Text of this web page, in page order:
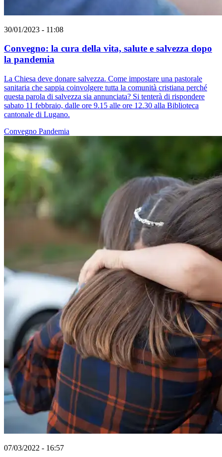
30/01/2023 - 11:08
Convegno: la cura della vita, salute e salvezza dopo
la pandemia
La Chiesa deve donare salvezza. Come impostare una pastorale
sanitaria che sappia coinvolgere tutta la comunità cristiana perché
questa parola di salvezza sia annunciata? Si tenterà di rispondere
sabato 11 febbraio, dalle ore 9.15 alle ore 12.30 alla Biblioteca
cantonale di Lugano.
Convegno Pandemia
07/03/2022 - 16:57